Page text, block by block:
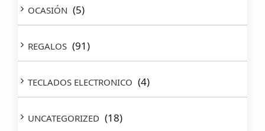
OCASIÓN (5)
REGALOS (91)
TECLADOS ELECTRONICO (4)
UNCATEGORIZED (18)